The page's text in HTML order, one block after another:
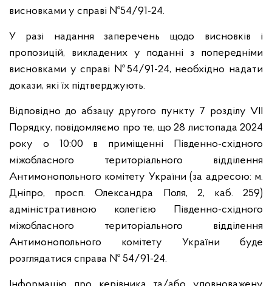
висновками у справі №54/91-24.
У разі надання заперечень щодо висновків і
пропозицій, викладених у поданні з попередніми
висновками у справі №54/91-24, необхідно надати
докази, які їх підтверджують.
Відповідно до абзацу другого пункту 7 розділу VІІ
Порядку, повідомляємо про те, що 28 листопада 2024
року о 10:00 в приміщенні Південно-східного
міжобласного територіального відділення
Антимонопольного комітету України (за адресою: м.
Дніпро, просп. Олександра Поля, 2, каб. 259)
адміністративною колегією Південно-східного
міжобласного територіального відділення
Антимонопольного комітету України буде
розглядатися справа № 54/91-24.